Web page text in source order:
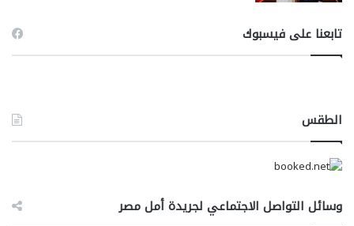
تابعنا على فيسبوك
الطقس
وسائل التواصل الاجتماعي لجريدة أمل مصر